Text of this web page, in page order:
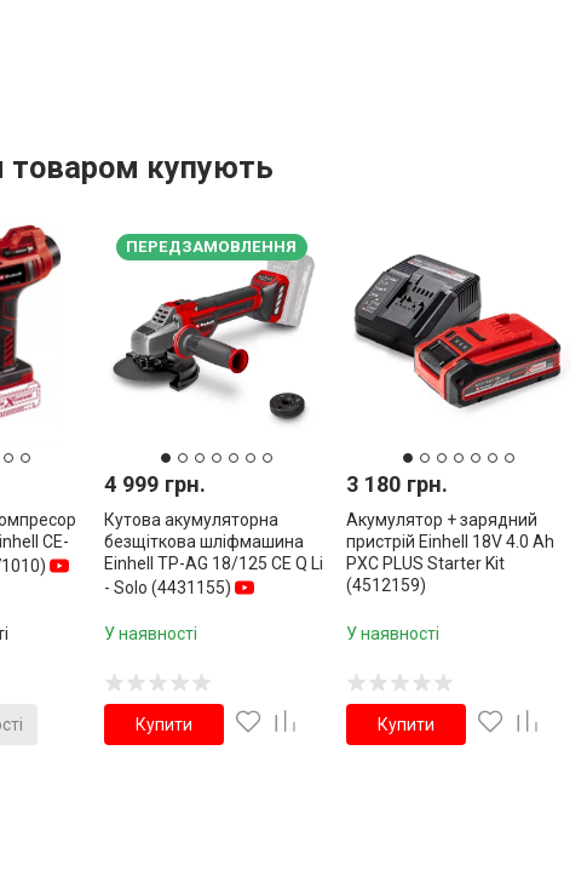
товаром купують
CE-
ПЕРЕДЗАМОВЛЕННЯ
4 999 грн.
Кутова акумуляторна
безщіткова шліфмашина
Einhell TP-AG 18/125 CE Q Li
- Solo (4431155)
У наявності
Купити
3 180 грн.
Акумулятор + зарядний
пристрій Einhell 18V 4.0 Ah
PXC PLUS Starter Kit
(4512159)
У наявності
Купити